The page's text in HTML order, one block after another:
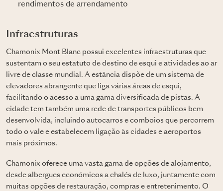
rendimentos de arrendamento
Infraestruturas
Chamonix Mont Blanc possui excelentes infraestruturas que
sustentam o seu estatuto de destino de esqui e atividades ao ar
livre de classe mundial. A estância dispõe de um sistema de
elevadores abrangente que liga várias áreas de esqui,
facilitando o acesso a uma gama diversificada de pistas. A
cidade tem também uma rede de transportes públicos bem
desenvolvida, incluindo autocarros e comboios que percorrem
todo o vale e estabelecem ligação às cidades e aeroportos
mais próximos.
Chamonix oferece uma vasta gama de opções de alojamento,
desde albergues económicos a chalés de luxo, juntamente com
muitas opções de restauração, compras e entretenimento. O